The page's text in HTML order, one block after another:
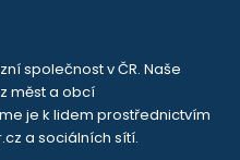
společnost v ČR. Naše
měst a obcí
je k lidem prostřednictvím
a sociálních sítí.